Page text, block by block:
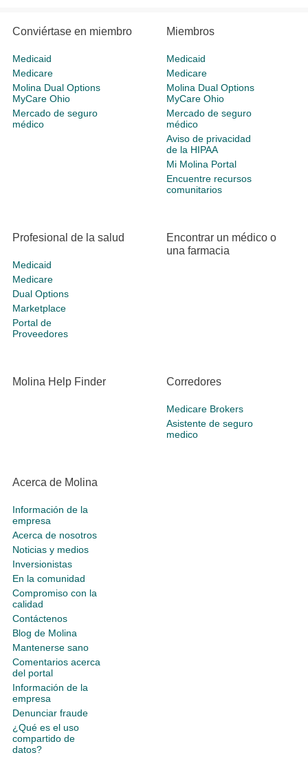
Conviértase en miembro
Medicaid
Medicare
Molina Dual Options
MyCare Ohio
Mercado de seguro
médico
Miembros
Medicaid
Medicare
Molina Dual Options
MyCare Ohio
Mercado de seguro
médico
Aviso de privacidad
de la HIPAA
Mi Molina Portal
Encuentre recursos
comunitarios
Profesional de la salud
Medicaid
Medicare
Dual Options
Marketplace
Portal de
Proveedores
Encontrar un médico o
una farmacia
Molina Help Finder Corredores
Medicare Brokers
Asistente de seguro
medico
Acerca de Molina
Información de la
empresa
Acerca de nosotros
Noticias y medios
Inversionistas
En la comunidad
Compromiso con la
calidad
Contáctenos
Blog de Molina
Mantenerse sano
Comentarios acerca
del portal
Información de la
empresa
Denunciar fraude
¿Qué es el uso
compartido de
datos?